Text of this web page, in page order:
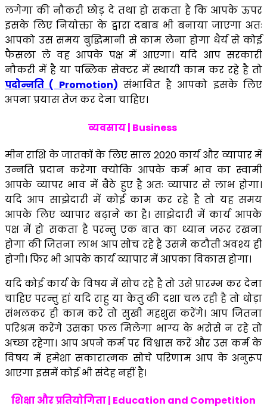
लगेगा की नौकरी छोड़ दे तथा हो सकता है कि आपके ऊपर
इसके लिए नियोक्ता के द्वारा दबाब भी बनाया जाएगा अतः
आपको उस समय बुद्धिमानी से काम लेना होगा धैर्य से कोई
फैसला ले वह आपके पक्ष में आएगा। यदि आप सरकारी
नौकरी में है या पब्लिक सेक्टर में स्थायी काम कर रहे है तो
पदोन्नति ( Promotion) संभावित है आपको इसके लिए
अपना प्रयास तेज कर देना चाहिए।
व्यवसाय | Business
मीन राशि के जातकों के लिए साल 2020 कार्य और व्यापार में
उन्नति प्रदान करेगा क्योकि आपके कर्म भाव का स्वामी
आपके व्यापर भाव में बैठे हुए है अतः व्यापार से लाभ होगा।
यदि आप साझेदारी में कोई काम कर रहे है तो यह समय
आपके लिए व्यापार बढ़ाने का है। साझेदारी में कार्य आपके
पक्ष में हो सकता है परन्तु एक बात का ध्यान जरूर रखना
होगा की जितना लाभ आप सोच रहे है उसमे कटौती अवश्य ही
होगी। फिर भी आपके कार्य व्यापार में आपका विकास होगा।
यदि कोई कार्य के विषय में सोच रहे है तो उसे प्रारम्भ कर देना
चाहिए परन्तु हां यदि राहु या केतु की दशा चल रही है तो धोड़ा
संभलकर ही काम करे तो सुखी महशुस करेंगे। आप जितना
परिश्रम करेंगे उसका फल मिलेगा भाग्य के भरोसे न रहे तो
अच्छा रहेगा। आप अपने कर्म पर विश्वास करें और उस कर्म के
विषय में हमेशा सकारात्मक सोचे परिणाम आप के अनुरूप
आएगा इसमें कोई भी संदेह नहीं है।
शिक्षा और प्रतियोगिता | Education and Competition